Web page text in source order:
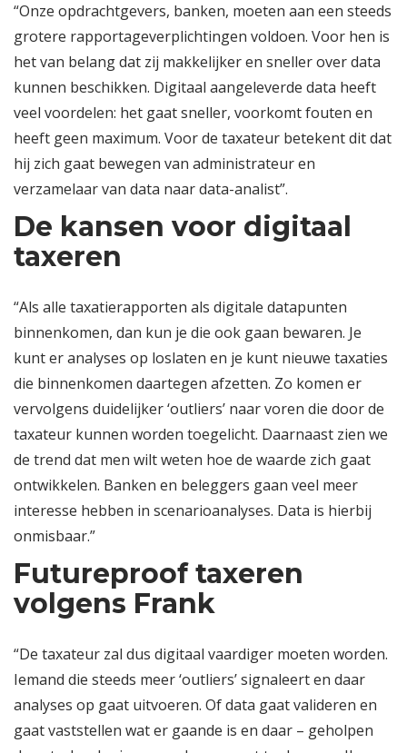
“Onze opdrachtgevers, banken, moeten aan een steeds
grotere rapportageverplichtingen voldoen. Voor hen is
het van belang dat zij makkelijker en sneller over data
kunnen beschikken. Digitaal aangeleverde data heeft
veel voordelen: het gaat sneller, voorkomt fouten en
heeft geen maximum. Voor de taxateur betekent dit dat
hij zich gaat bewegen van administrateur en
verzamelaar van data naar data-analist”.
De kansen voor digitaal
taxeren
“Als alle taxatierapporten als digitale datapunten
binnenkomen, dan kun je die ook gaan bewaren. Je
kunt er analyses op loslaten en je kunt nieuwe taxaties
die binnenkomen daartegen afzetten. Zo komen er
vervolgens duidelijker ‘outliers’ naar voren die door de
taxateur kunnen worden toegelicht. Daarnaast zien we
de trend dat men wilt weten hoe de waarde zich gaat
ontwikkelen. Banken en beleggers gaan veel meer
interesse hebben in scenarioanalyses. Data is hierbij
onmisbaar.”
Futureproof taxeren
volgens Frank
“De taxateur zal dus digitaal vaardiger moeten worden.
Iemand die steeds meer ‘outliers’ signaleert en daar
analyses op gaat uitvoeren. Of data gaat valideren en
gaat vaststellen wat er gaande is en daar – geholpen